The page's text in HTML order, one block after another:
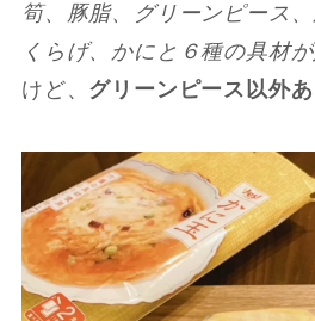
筍、豚脂、グリーンピース
くらげ、かにと６種の具材
けど、 グリーンピース以外